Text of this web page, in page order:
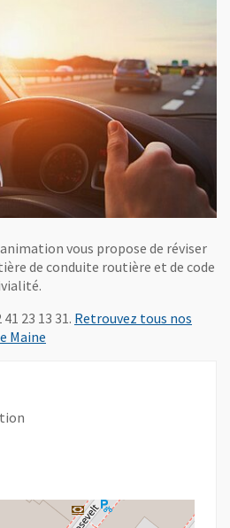
vous propose de réviser
de conduite routière et de code
23 13 31. Retrouvez tous nos
Maine